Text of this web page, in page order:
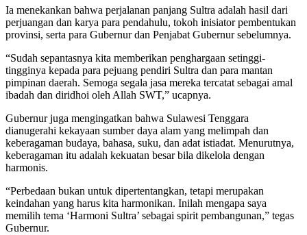
Ia menekankan bahwa perjalanan panjang Sultra adalah hasil dari
perjuangan dan karya para pendahulu, tokoh inisiator pembentukan
provinsi, serta para Gubernur dan Penjabat Gubernur sebelumnya.
“Sudah sepantasnya kita memberikan penghargaan setinggi-
tingginya kepada para pejuang pendiri Sultra dan para mantan
pimpinan daerah. Semoga segala jasa mereka tercatat sebagai amal
ibadah dan diridhoi oleh Allah SWT,” ucapnya.
Gubernur juga mengingatkan bahwa Sulawesi Tenggara
dianugerahi kekayaan sumber daya alam yang melimpah dan
keberagaman budaya, bahasa, suku, dan adat istiadat. Menurutnya,
keberagaman itu adalah kekuatan besar bila dikelola dengan
harmonis.
“Perbedaan bukan untuk dipertentangkan, tetapi merupakan
keindahan yang harus kita harmonikan. Inilah mengapa saya
memilih tema ‘Harmoni Sultra’ sebagai spirit pembangunan,” tegas
Gubernur.